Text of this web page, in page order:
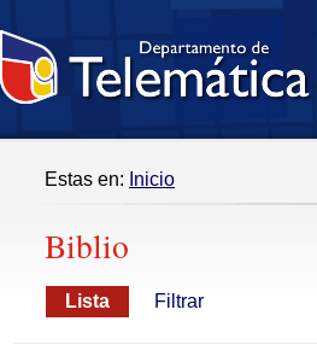
Estas en: Inicio
Biblio
Lista Filtrar